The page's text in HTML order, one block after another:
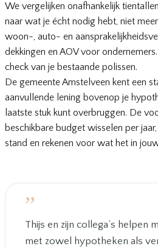
We vergelijken onafhankelijk
naar wat je écht nodig hebt, niet
woon-, auto- en
dekkingen en AOV voor
check van je bestaande polissen.
De gemeente Amstelveen kent een
aanvullende lening bovenop je
laatste stuk kunt overbruggen. De
beschikbare budget wisselen per
stand en rekenen voor wat het in
”
Thijs en zijn collega’s helpen
met zowel hypotheken als